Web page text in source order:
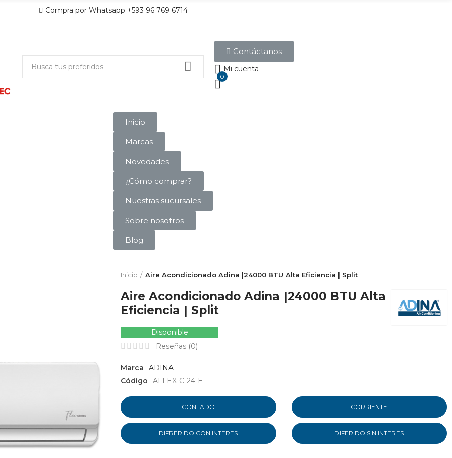
Compra por Whatsapp +593 96 769 6714
Contáctanos
Mi cuenta
0
Inicio
Marcas
Novedades
¿Cómo comprar?
Nuestras sucursales
Sobre nosotros
Blog
Inicio Aire Acondicionado Adina |24000 BTU Alta Eficiencia | Split
Aire Acondicionado Adina |24000 BTU Alta
Eficiencia | Split
Disponible
Reseñas (0)
Marca
ADINA
Código
AFLEX-C-24-E
CONTADO CORRIENTE
DIFRERIDO CON INTERES DIFERIDO SIN INTERES